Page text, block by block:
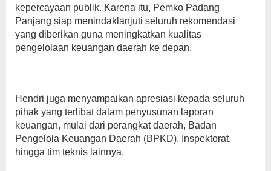
kepercayaan publik. Karena itu, Pemko Padang
Panjang siap menindaklanjuti seluruh rekomendasi
yang diberikan guna meningkatkan kualitas
pengelolaan keuangan daerah ke depan.
Hendri juga menyampaikan apresiasi kepada seluruh
pihak yang terlibat dalam penyusunan laporan
keuangan, mulai dari perangkat daerah, Badan
Pengelola Keuangan Daerah (BPKD), Inspektorat,
hingga tim teknis lainnya.